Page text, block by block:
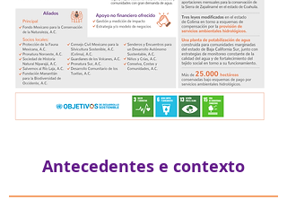
Antecedentes e contexto